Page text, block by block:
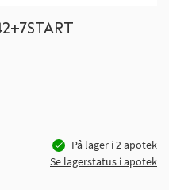
På lager i2apotek
Se lagerstatus i apotek